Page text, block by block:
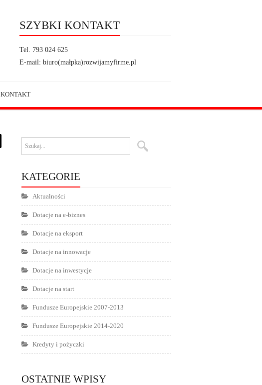
SZYBKI KONTAKT
Tel. 793 024 625
E-mail: biuro(małpka)rozwijamyfirme.pl
KONTAKT
KATEGORIE
Aktualności
Dotacje na e-biznes
Dotacje na eksport
Dotacje na innowacje
Dotacje na inwestycje
Dotacje na start
Fundusze Europejskie 2007-2013
Fundusze Europejskie 2014-2020
Kredyty i pożyczki
OSTATNIE WPISY